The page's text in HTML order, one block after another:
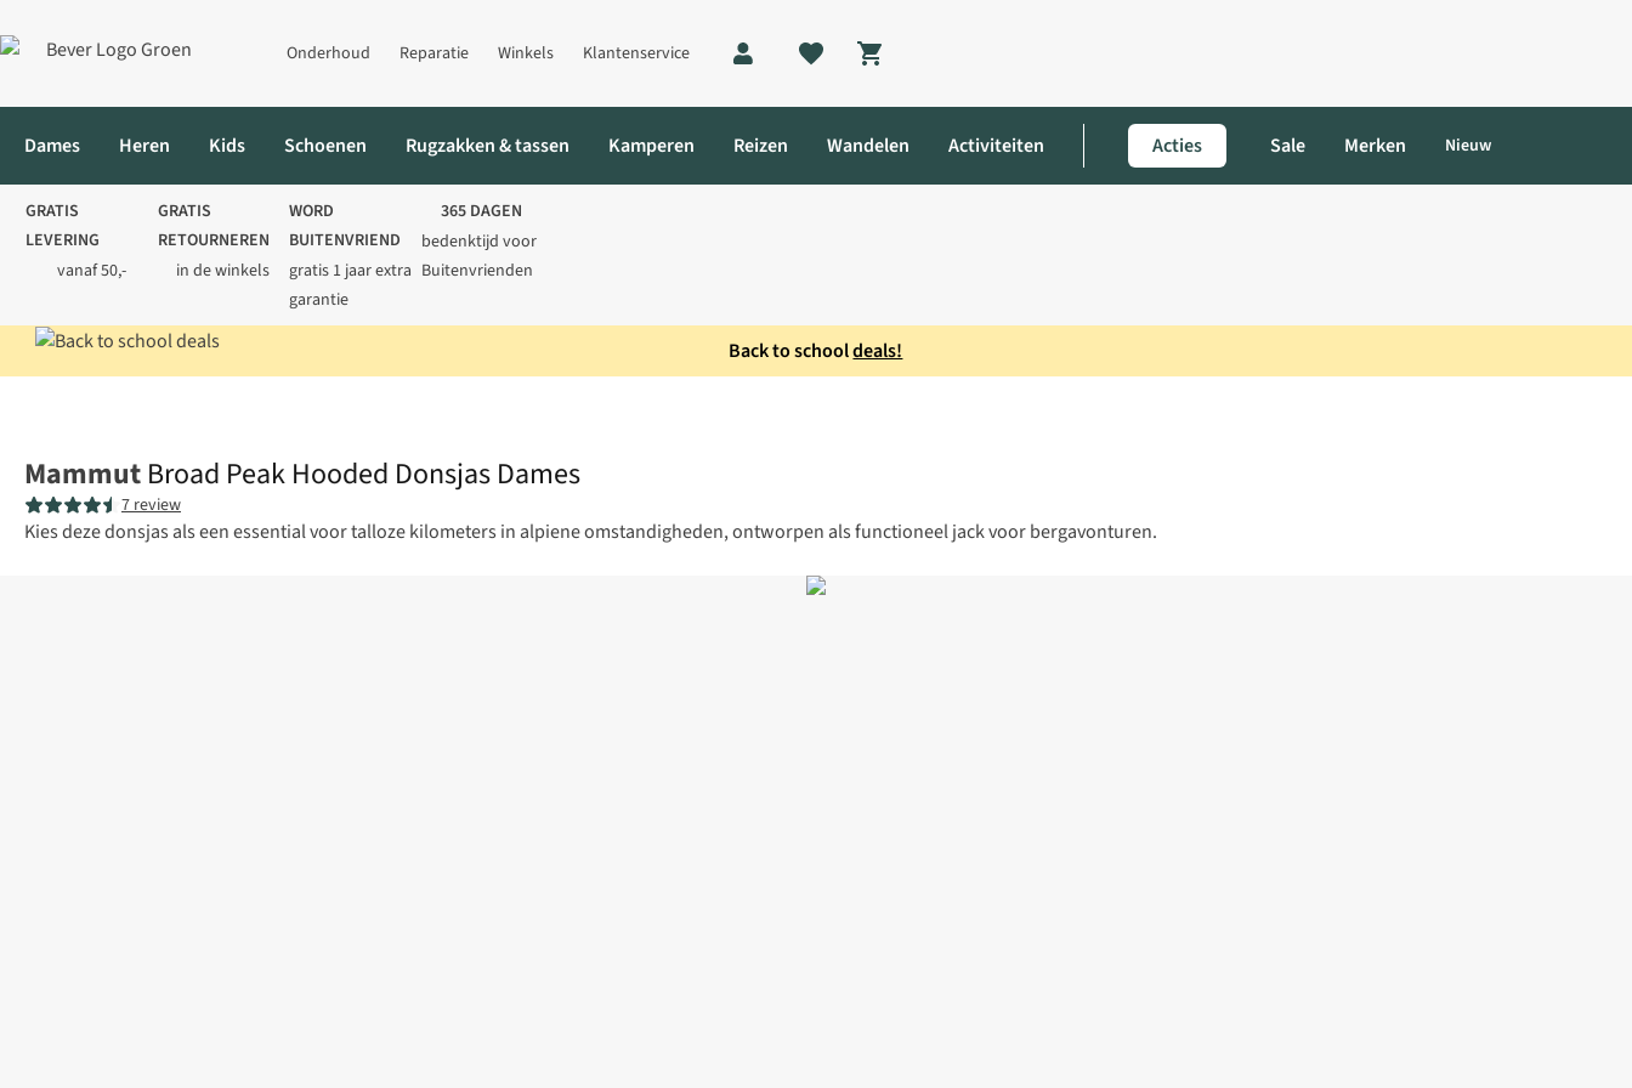
Onderhoud Reparatie Winkels Klantenservice
Shopping cart
Dames Heren Kids Schoenen Rugzakken & tassen Kamperen Reizen Wandelen Activiteiten Acties Sale Merken Nieuw
GRATIS
LEVERING
vanaf 50,-
GRATIS
RETOURNEREN
in de winkels
WORD
BUITENVRIEND
gratis 1 jaar extra
garantie
365 DAGEN
bedenktijd voor
Buitenvrienden
Back to schooldeals!
Mammut Broad Peak Hooded Donsjas Dames
7 review
Kies deze donsjas als een essential voor talloze kilometers in alpiene omstandigheden, ontworpen als functioneel jack voor bergavonturen.